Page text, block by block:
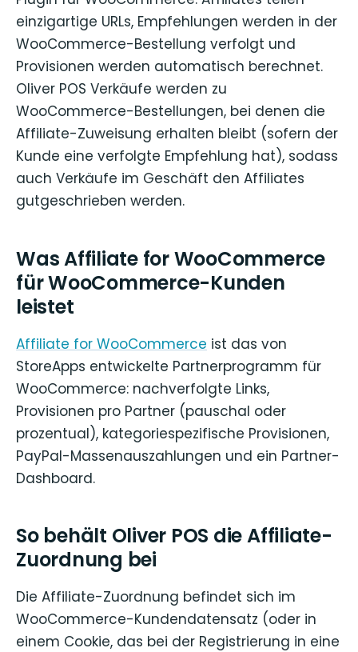
einzigartige URLs, Empfehlungen werden in der
WooCommerce-Bestellung verfolgt und
Provisionen werden automatisch berechnet.
Oliver POS Verkäufe werden zu
WooCommerce-Bestellungen, bei denen die
Affiliate-Zuweisung erhalten bleibt (sofern der
Kunde eine verfolgte Empfehlung hat), sodass
auch Verkäufe im Geschäft den Affiliates
gutgeschrieben werden.
Was Affiliate for WooCommerce
für WooCommerce-Kunden
leistet
Affiliate for WooCommerce ist das von
StoreApps entwickelte Partnerprogramm für
WooCommerce: nachverfolgte Links,
Provisionen pro Partner (pauschal oder
prozentual), kategoriespezifische Provisionen,
PayPal-Massenauszahlungen und ein Partner-
Dashboard.
So behält Oliver POS die Affiliate-
Zuordnung bei
Die Affiliate-Zuordnung befindet sich im
WooCommerce-Kundendatensatz (oder in
einem Cookie, das bei der Registrierung in eine